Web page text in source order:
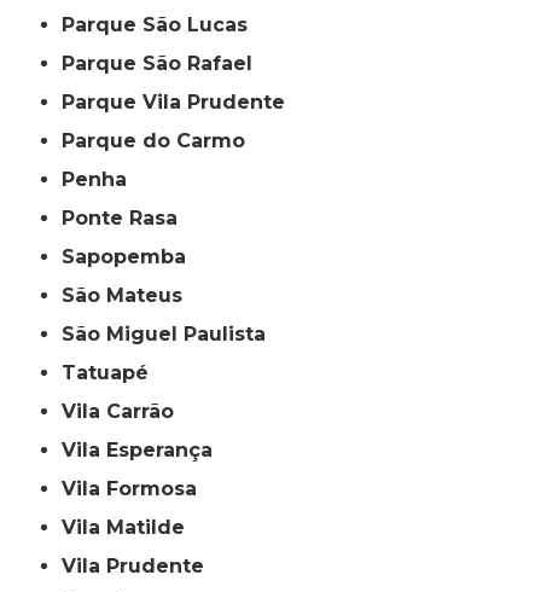
Parque São Lucas
Parque São Rafael
Parque Vila Prudente
Parque do Carmo
Penha
Ponte Rasa
Sapopemba
São Mateus
São Miguel Paulista
Tatuapé
Vila Carrão
Vila Esperança
Vila Formosa
Vila Matilde
Vila Prudente